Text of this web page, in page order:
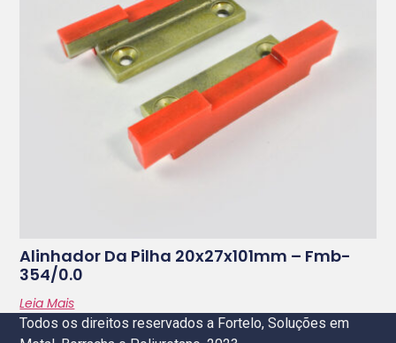
Alinhador Da Pilha 20x27x101mm – Fmb-
354/0.0
Leia Mais
Todos os direitos reservados a Fortelo, Soluções em